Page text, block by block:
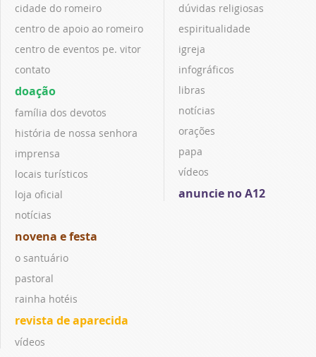
cidade do romeiro
centro de apoio ao romeiro
centro de eventos pe. vitor
contato
doação
família dos devotos
história de nossa senhora
imprensa
locais turísticos
loja oficial
notícias
novena e festa
o santuário
pastoral
rainha hotéis
revista de aparecida
vídeos
dúvidas religiosas
espiritualidade
igreja
infográficos
libras
notícias
orações
papa
vídeos
anuncie no A12